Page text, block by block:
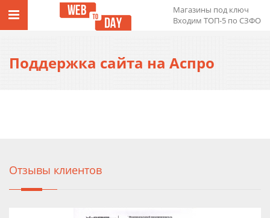
Магазины под ключ
Входим ТОП-5 по СЗФО
Поддержка сайта на Аспро
Отзывы клиентов